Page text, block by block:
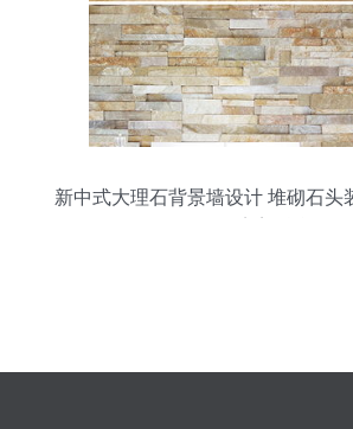
新中式大理石背景墙设计 堆砌石头